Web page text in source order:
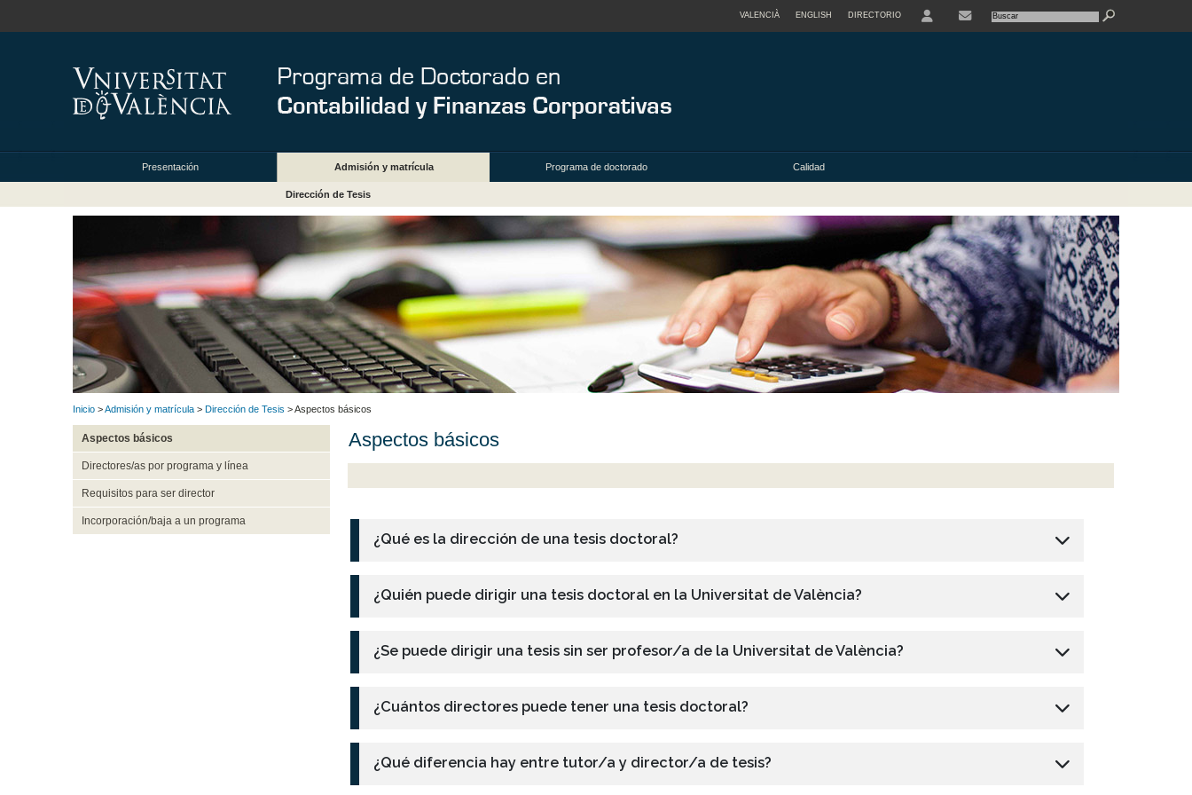
VALENCIÀ ENGLISH DIRECTORIO
Presentación Admisión y matrícula Programa de doctorado Calidad
Dirección de Tesis
Inicio >Admisión y matrícula > Dirección de Tesis > Aspectos básicos
Aspectos básicos
Directores/as por programa y línea
Requisitos para ser director
Incorporación/baja a un programa
Aspectos básicos
¿Qué es la dirección de una tesis doctoral?
¿Quién puede dirigir una tesis doctoral en la Universitat de València?
¿Se puede dirigir una tesis sin ser profesor/a de la Universitat de València?
¿Cuántos directores puede tener una tesis doctoral?
¿Qué diferencia hay entre tutor/a y director/a de tesis?